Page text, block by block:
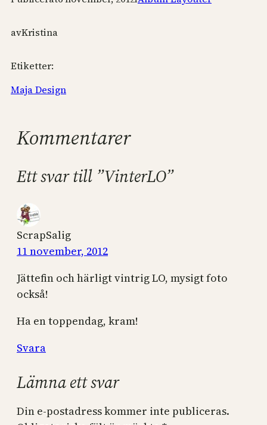
avKristina
Etiketter:
Maja Design
Kommentarer
Ett svar till ”VinterLO”
ScrapSalig
11 november, 2012
Jättefin och härligt vintrig LO, mysigt foto
också!
Ha en toppendag, kram!
Svara
Lämna ett svar
Din e-postadress kommer inte publiceras.